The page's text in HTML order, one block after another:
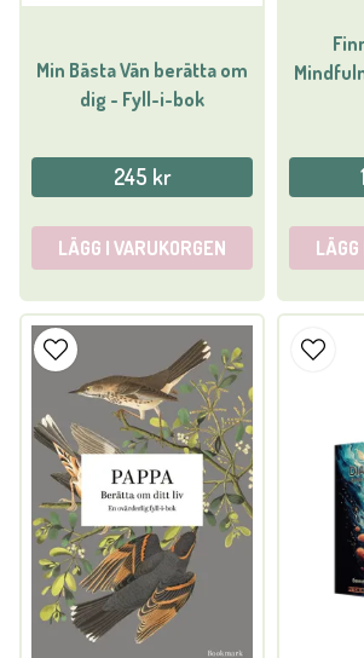
Min Bästa Vän berätta om
dig - Fyll-i-bok
245 kr
LÄGG I VARUKORGEN